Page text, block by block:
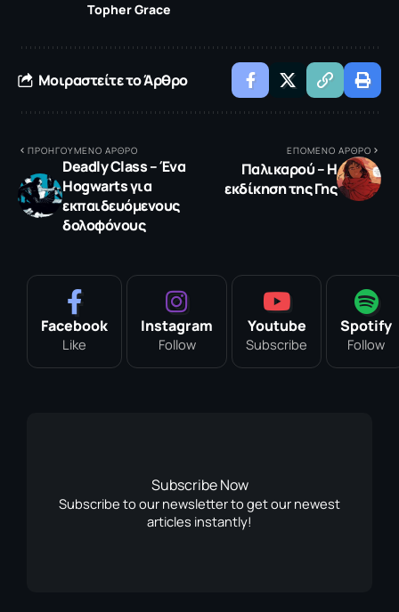
Topher Grace
Μοιραστείτε το Άρθρο
ΠΡΟΗΓΟΥΜΕΝΟ ΑΡΘΡΟ
Deadly Class – Ένα
Hogwarts για
εκπαιδευόμενους
δολοφόνους
ΕΠΟΜΕΝΟ ΑΡΘΡΟ
Παλικαρού – Η
εκδίκηση της Γης
Facebook
Like
Instagram
Follow
Youtube
Subscribe
Spotify
Follow
Subscribe Now
Subscribe to our newsletter to get our newest
articles instantly!